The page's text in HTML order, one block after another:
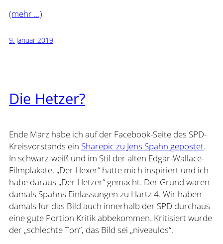
(mehr …)
9. Januar 2019
Die Hetzer?
Ende März habe ich auf der Facebook-Seite des SPD-
Kreisvorstands ein Sharepic zu Jens Spahn gepostet.
In schwarz-weiß und im Stil der alten Edgar-Wallace-
Filmplakate. „Der Hexer“ hatte mich inspiriert und ich
habe daraus „Der Hetzer“ gemacht. Der Grund waren
damals Spahns Einlassungen zu Hartz 4. Wir haben
damals für das Bild auch innerhalb der SPD durchaus
eine gute Portion Kritik abbekommen. Kritisiert wurde
der „schlechte Ton“, das Bild sei „niveaulos“.